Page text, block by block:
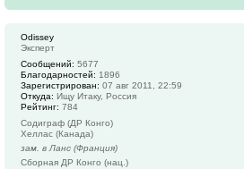
Odissey
Эксперт
Сообщений: 5677
Благодарностей: 1896
Зарегистрирован: 07 авг 2011, 22:59
Откуда: Ищу Итаку, Россия
Рейтинг: 784
Содиграф (ДР Конго)
Хеллас (Канада)
зам. в Ланс (Франция)
Сборная ДР Конго (нац.)